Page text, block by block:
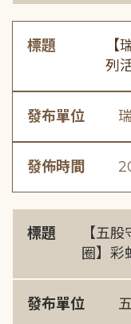
標題
列
發布單位
發佈時間
標題
【五
圈】彩
發布單位